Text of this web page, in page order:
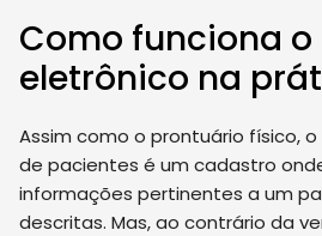
Como funciona
eletrônico na
Assim como o prontuário físico,
de pacientes é um cadastro
informações pertinentes a um
descritas. Mas, ao contrário da